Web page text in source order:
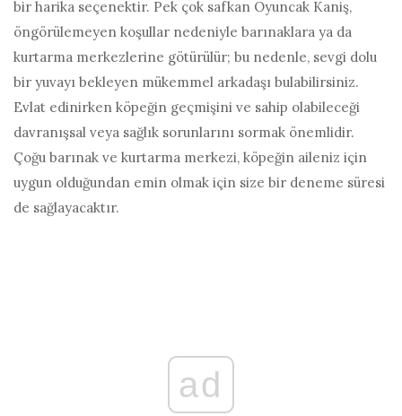
bir harika seçenektir. Pek çok safkan Oyuncak Kaniş,
öngörülemeyen koşullar nedeniyle barınaklara ya da
kurtarma merkezlerine götürülür; bu nedenle, sevgi dolu
bir yuvayı bekleyen mükemmel arkadaşı bulabilirsiniz.
Evlat edinirken köpeğin geçmişini ve sahip olabileceği
davranışsal veya sağlık sorunlarını sormak önemlidir.
Çoğu barınak ve kurtarma merkezi, köpeğin aileniz için
uygun olduğundan emin olmak için size bir deneme süresi
de sağlayacaktır.
ad